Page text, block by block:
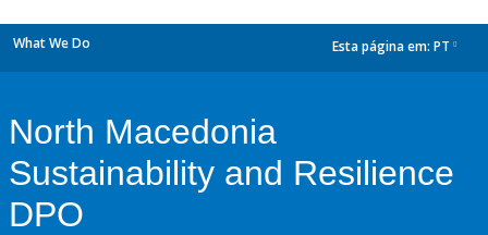
What We Do Esta página em: PT
North Macedonia
Sustainability and Resilience
DPO